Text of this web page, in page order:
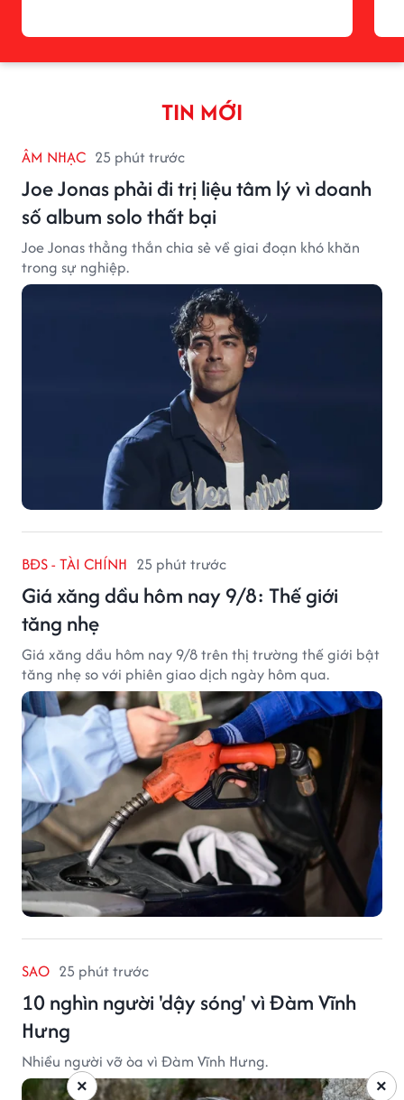
TIN MỚI
ÂM NHẠC 25 phút trước
Joe Jonas phải đi trị liệu tâm lý vì doanh
số album solo thất bại
Joe Jonas thẳng thắn chia sẻ về giai đoạn khó khăn
trong sự nghiệp.
BĐS - TÀI CHÍNH 25 phút trước
Giá xăng dầu hôm nay 9/8: Thế giới
tăng nhẹ
Giá xăng dầu hôm nay 9/8 trên thị trường thế giới bật
tăng nhẹ so với phiên giao dịch ngày hôm qua.
SAO 25 phút trước
10 nghìn người 'dậy sóng' vì Đàm Vĩnh
Hưng
Nhiều người vỡ òa vì Đàm Vĩnh Hưng.
×
×